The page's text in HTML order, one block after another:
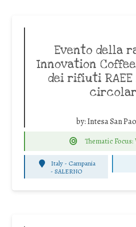
Evento della
Innovation
dei rifiuti
by:Intesa San
Thematic Focus:
Italy - Campania
-SALERNO